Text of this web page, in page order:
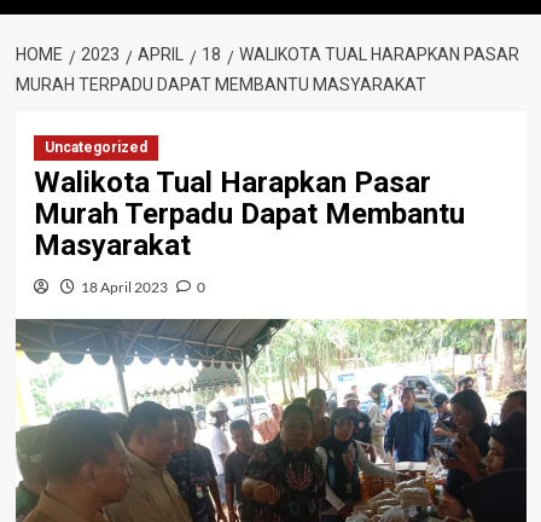
HOME 2023 APRIL 18
WALIKOTA TUAL HARAPKAN PASAR
MURAH TERPADU DAPAT MEMBANTU MASYARAKAT
Uncategorized
Walikota Tual Harapkan Pasar
Murah Terpadu Dapat Membantu
Masyarakat
18 April 2023 0